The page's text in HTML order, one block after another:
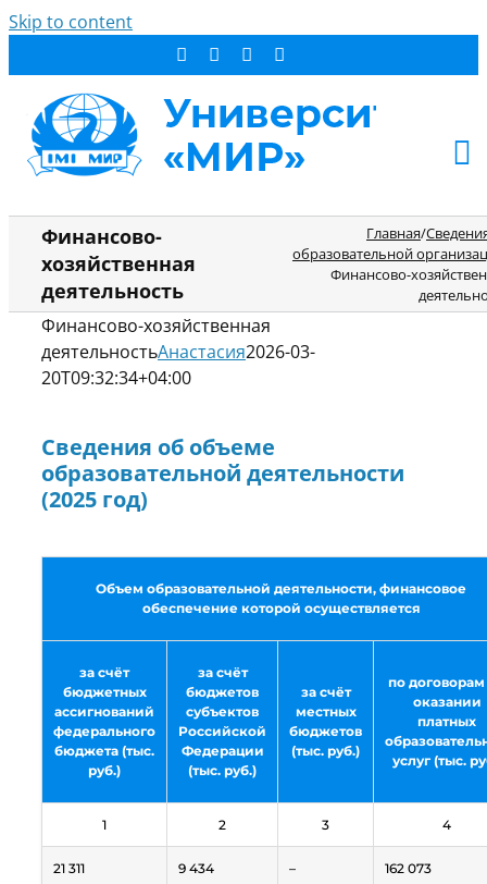
Skip to content
АБИТУРИЕНТУ
СТУДЕНТУ
ДОПОБРАЗОВАНИЕ
ОБ УНИВЕРСИТЕТЕ
НОВОСТИ
РЕЗУЛЬТАТ ПОИСКА:
Финансово-
хозяйственная
деятельность
Главная/
образовательной
Финансово-
Финансово-хозяйственная
деятельностьАнастасия2026-03-
20T09:32:34+04:00
Сведения об объеме
образовательной деятельности
(2025 год)
Объем образовательной деятельности, финансовое
обеспечение которой осуществляется
за счёт
бюджетных
ассигнований
федерального
бюджета (тыс.
руб.)
за счёт
бюджетов
субъектов
Российской
Федерации
(тыс. руб.)
за счёт
местных
бюджетов
(тыс. руб.)
по
оказании
платных
услуг (тыс.
1 2 3 4
21 311 9 434 – 162 073